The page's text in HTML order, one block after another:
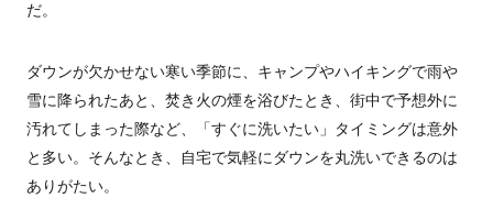
だ。
ダウンが欠かせない寒い季節に、キャンプやハイキングで雨や
雪に降られたあと、焚き火の煙を浴びたとき、街中で予想外に
汚れてしまった際など、「すぐに洗いたい」タイミングは意外
と多い。そんなとき、自宅で気軽にダウンを丸洗いできるのは
ありがたい。